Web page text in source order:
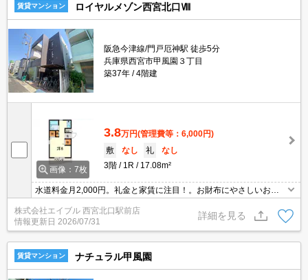
賃貸マンション ロイヤルメゾン西宮北口Ⅷ
阪急今津線/門戸厄神駅 徒歩5分
兵庫県西宮市甲風園３丁目
築37年
4階建
画像：7枚
3.8万円(管理費等：6,000円)
敷
なし 礼
なし
3階
1R 17.08m²
水道料金月2,000円。礼金と家賃に注目！。お財布にやさしいお家
賃です。保証会社加入要(初回、月額総支払額の50%)。インターネ
ット無料。収納たっぷり。敷金・礼金0物件です!。
株式会社エイブル 西宮北口駅前店
情報更新日 2026/07/31
詳細を見る
賃貸マンション ナチュラル甲風園